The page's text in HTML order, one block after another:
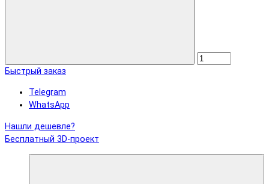
Быстрый заказ
Telegram
WhatsApp
Нашли дешевле?
Бесплатный 3D-проект